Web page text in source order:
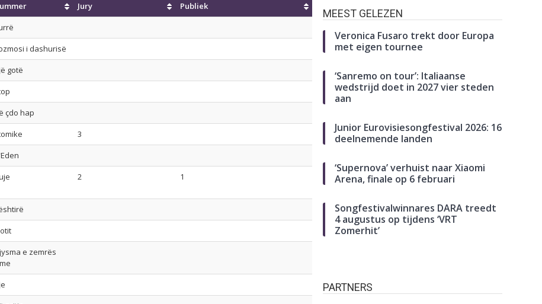
Jury
Publiek
i dashurisë
gotë
çdo hap
3
2 1
e zemrës
MEEST GELEZEN
Veronica Fusaro trekt door Europa
met eigen tournee
‘Sanremo on tour’: Italiaanse
wedstrijd doet in 2027 vier steden
aan
Junior Eurovisiesongfestival 2026: 16
deelnemende landen
‘Supernova’ verhuist naar Xiaomi
Arena, finale op 6 februari
Songfestivalwinnares DARA treedt
4 augustus op tijdens ‘VRT
Zomerhit’
PARTNERS